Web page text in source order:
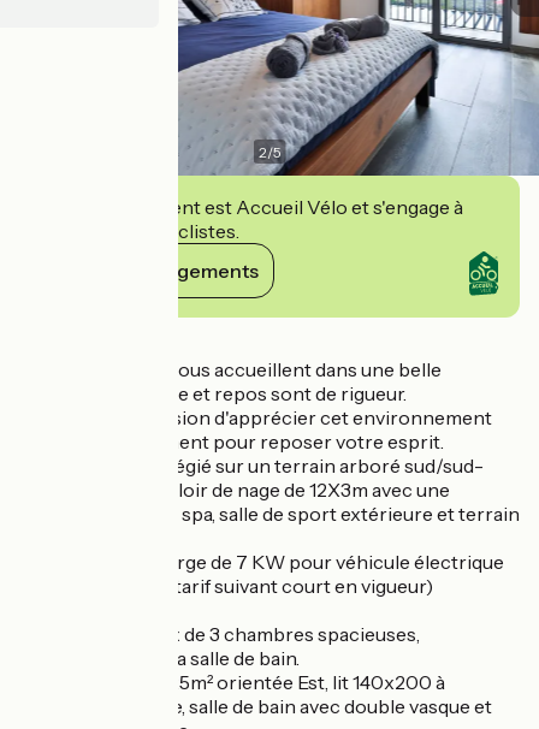
2/5
Cet établissement est Accueil Vélo et s'engage à
accueillir des cyclistes.
Voir ses engagements
Valérie et Pascal vous accueillent dans une belle
propriété où calme et repos sont de rigueur.
Vous aurez l'occasion d'apprécier cet environnement
zen, crée uniquement pour reposer votre esprit.
Le cadre est privilégié sur un terrain arboré sud/sud-
ouest avec un couloir de nage de 12X3m avec une
profondeur 1.50m, spa, salle de sport extérieure et terrain
Une borne de charge de 7 KW pour véhicule électrique
est à disposition (tarif suivant court en vigueur)
Vous avez le choix de 3 chambres spacieuses,
climatisées avec sa salle de bain.
Chambre Niack : 25m² orientée Est, lit 140x200 à
mémoire de forme, salle de bain avec double vasque et